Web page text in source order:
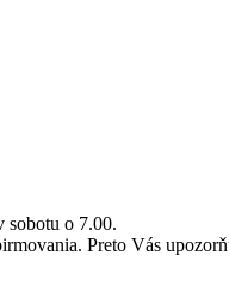
sobotu o 7.00.
Preto Vás